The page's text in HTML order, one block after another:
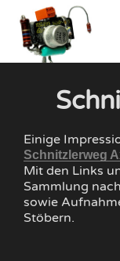
Einige
Schnitzlerweg
Mit den Links
Sammlung
sowie
Stöbern.